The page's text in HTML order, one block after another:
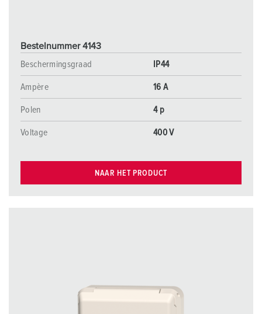
Bestelnummer 4143
Beschermingsgraad
IP44
Ampère 16 A
Polen 4 p
Voltage 400 V
NAAR HET PRODUCT